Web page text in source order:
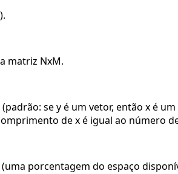
matriz NxM.
se y é um vetor, então x é
de x é igual ao número
porcentagem do espaço